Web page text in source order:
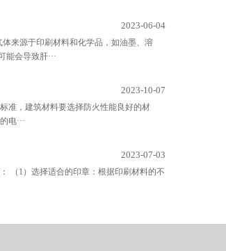
2023-06-04
来源于印刷材料和化学品，如油墨、溶
会导致肝···
2023-10-07
准，建筑材料要选择防火性能良好的材
电···
2023-07-03
（1）选择适合的印章：根据印刷材料的不